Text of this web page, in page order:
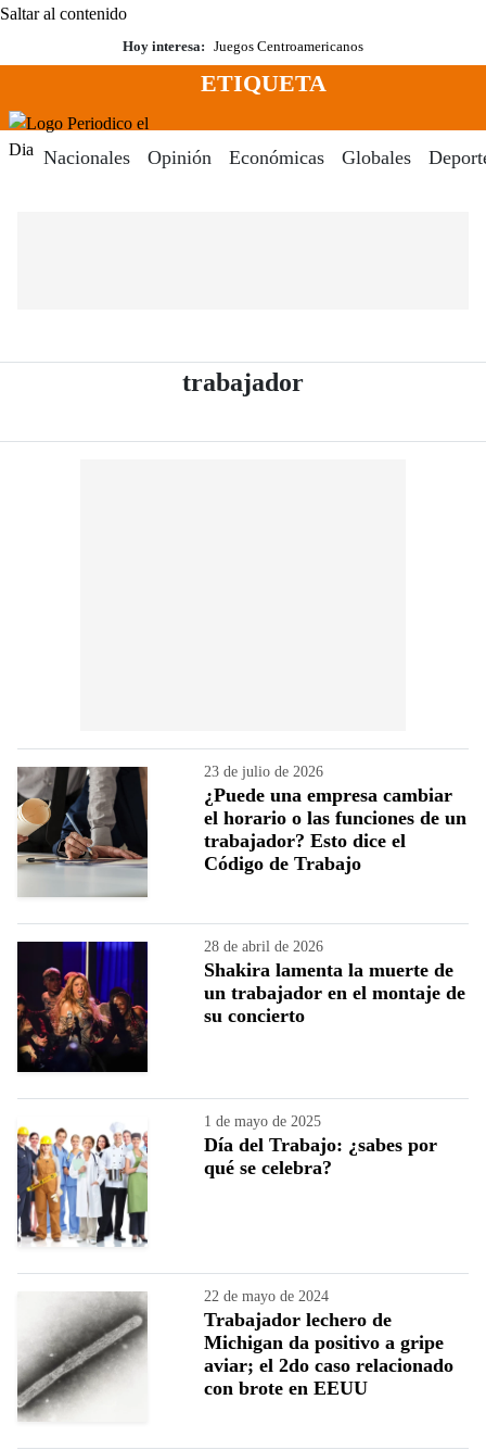
Saltar al contenido
Hoy interesa: Juegos Centroamericanos
Menú
ETIQUETA
Nacionales Opinión Económicas Globales
trabajador- Periódico El
23 de julio de 2026
¿Puede una empresa cambiar
el horario o las funciones de un
trabajador? Esto dice el
Código de Trabajo
28 de abril de 2026
Shakira lamenta la muerte de
un trabajador en el montaje de
su concierto
1 de mayo de 2025
Día del Trabajo: ¿sabes por
qué se celebra?
22 de mayo de 2024
Trabajador lechero de
Michigan da positivo a gripe
aviar; el 2do caso relacionado
con brote en EEUU